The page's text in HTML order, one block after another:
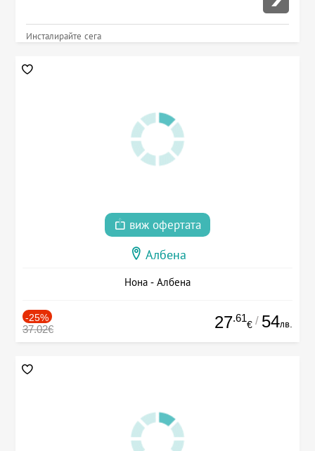
Инсталирайте сега
виж офертата
Албена
Нона - Албена
-25%
37.02€ 27.61
€ / 54лв.